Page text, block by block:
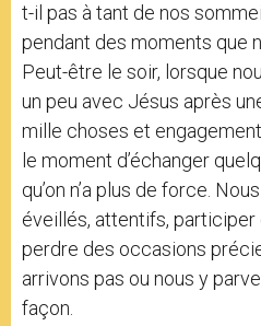
t-il pas à tant de nos
pendant des moments que
Peut-être le soir, lorsque
un peu avec Jésus après
mille choses et
le moment d’échanger
qu’on n’a plus de force.
éveillés, attentifs, participer
perdre des occasions
arrivons pas ou nous y
façon.